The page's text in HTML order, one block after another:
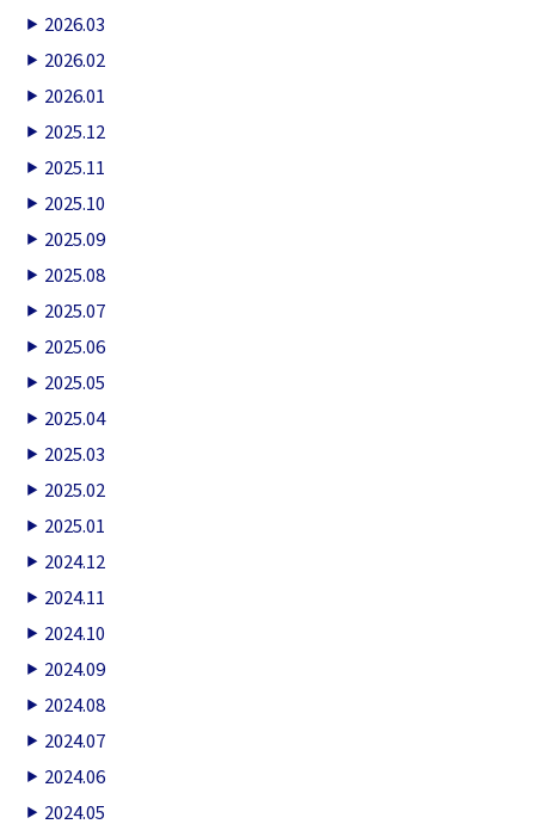
2026.03
2026.02
2026.01
2025.12
2025.11
2025.10
2025.09
2025.08
2025.07
2025.06
2025.05
2025.04
2025.03
2025.02
2025.01
2024.12
2024.11
2024.10
2024.09
2024.08
2024.07
2024.06
2024.05